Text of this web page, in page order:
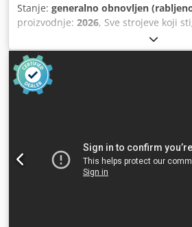
Stanje: generalno obnovljen
proizvodnje: 2026, Sve strojeve koji
temeljito obnavljamo, osiguravajući
uređaje koji su praktički kao novi, s
otisaka. Svaki stroj je pažljivo
obnovljen kako bi pouzdano radio i
Proces obnove Potpuno rastavljanje:
uklanjajući svu prašinu, prljavštinu i
najmanjih dijelova. Obnova
potrošni dijelovi i dijelovi podložni